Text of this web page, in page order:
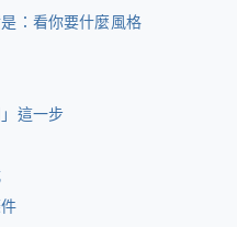
：看你要什麼風格
這一步